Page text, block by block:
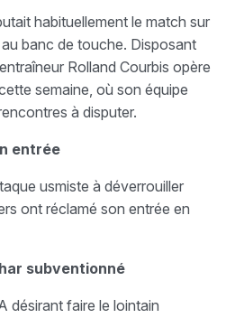
habituellement le match sur
banc de touche. Disposant
Rolland Courbis opère
semaine, où son équipe
à disputer.
entrée
usmiste à déverrouiller
ont réclamé son entrée en
subventionné
désirant faire le lointain